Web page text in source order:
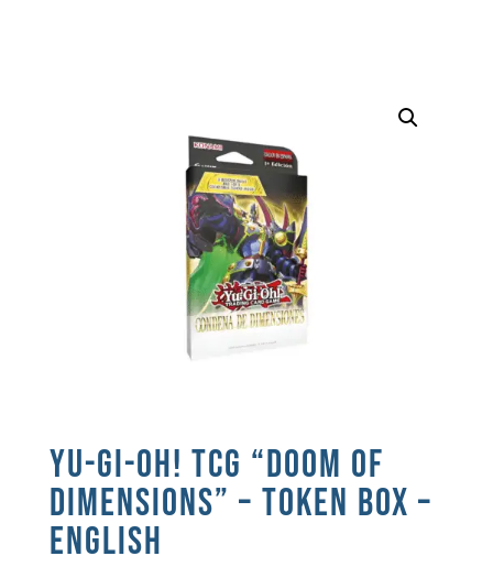
YU-GI-OH! TCG “DOOM OF
DIMENSIONS” – TOKEN BOX –
ENGLISH